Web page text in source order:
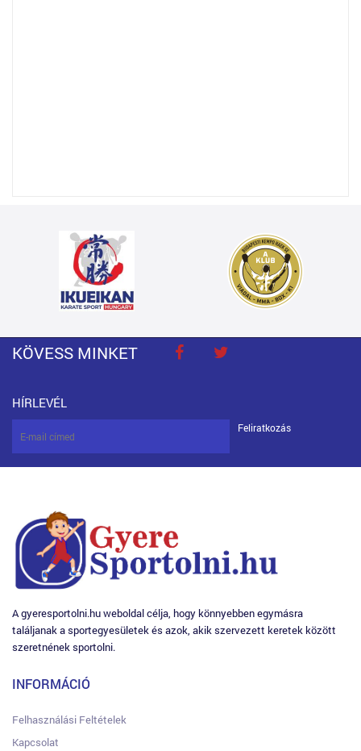
KÖVESS MINKET
HÍRLEVÉL
Feliratkozás
A gyeresportolni.hu weboldal célja, hogy könnyebben egymásra
találjanak a sportegyesületek és azok, akik szervezett keretek között
szeretnének sportolni.
INFORMÁCIÓ
Felhasználási Feltételek
Kapcsolat